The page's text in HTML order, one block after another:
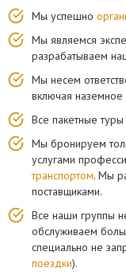
Мы успешно
Мы являемся
разрабатываем
Мы несем
включая
Все пакетные туры
Мы бронируем
услугами
транспортом. Мы
поставщиками.
Все наши группы
обслуживаем
специально не
поездки).